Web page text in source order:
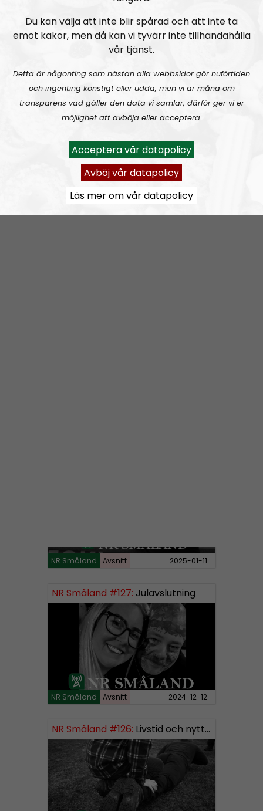
vill dölja för smålänningen i gemen. Vi gräver i notiser
för att finna det som systemet försöker sopa under
mattan.
Vi vänder inte blad, vi försöker vända på vart enda
blad.
Prenumerera på NR Småland medRSS
rss&show=nr-smland
NR Småland #130:Tillbakablicken.
NR Småland Avsnitt 2025-01-11
NR Småland #127: Julavslutning
NR Småland Avsnitt 2024-12-12
NR Småland #126: Livstid och nytt segment
Du kan välja att inte blir spårad och att inte ta
emot kakor, men då kan vi tyvärr inte tillhandahålla
vår tjänst.
Detta är någonting som nästan alla webbsidor gör nuförtiden
och ingenting konstigt eller udda, men vi är måna om
transparens vad gäller den data vi samlar, därför ger vi er
möjlighet att avböja eller acceptera.
Acceptera vår datapolicy
Avböj vår datapolicy
Läs mer om vår datapolicy